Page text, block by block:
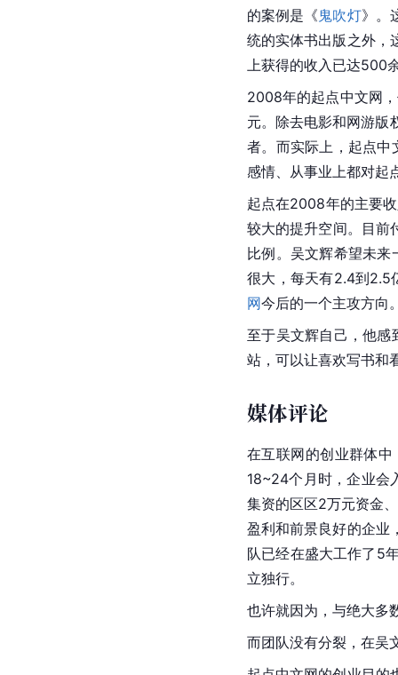
的案例是《鬼吹灯》。
统的实体书出版之外，
上获得的收入已达500
2008年的起点中文网
元。除去电影和网游版
者。而实际上，起点
感情、从事业上都对起
起点在2008年的主要
较大的提升空间。目前
比例。吴文辉希望未来
很大，每天有2.4到2.5
网今后的一个主攻方向
至于吴文辉自己，他感
站，可以让喜欢写书和
媒体评论
在互联网的创业群体
18~24个月时，企业会
集资的区区2万元资金
盈利和前景良好的企业
队已经在盛大工作了5
立独行。
也许就因为，与绝大多
而团队没有分裂，在吴